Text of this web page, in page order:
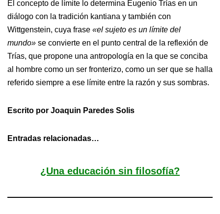
El concepto de límite lo determina Eugenio Trías en un
diálogo con la tradición kantiana y también con
Wittgenstein, cuya frase «el sujeto es un límite del
mundo» se convierte en el punto central de la reflexión de
Trías, que propone una antropología en la que se conciba
al hombre como un ser fronterizo, como un ser que se halla
referido siempre a ese límite entre la razón y sus sombras.
Escrito por Joaquin Paredes Solis
Entradas relacionadas…
¿Una educación sin filosofía?